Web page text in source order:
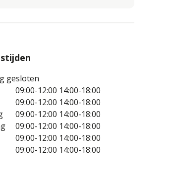
gesloten
09:00-12:00 14:00-18:00
09:00-12:00 14:00-18:00
09:00-12:00 14:00-18:00
09:00-12:00 14:00-18:00
09:00-12:00 14:00-18:00
09:00-12:00 14:00-18:00